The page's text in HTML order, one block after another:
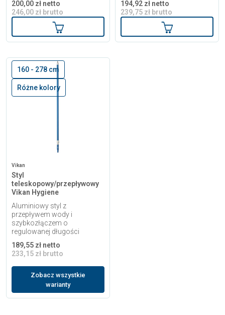
200,00 zł netto
246,00 zł brutto
Dodaj do koszyka
194,92 zł netto
239,75 zł brutto
Dodaj do
160 - 278 cm
Różne kolory
Vikan
Styl
teleskopowy/przepływowy
Vikan Hygiene
Aluminiowy styl z
przepływem wody i
szybkozłączem o
regulowanej długości
189,55 zł netto
233,15 zł brutto
Zobacz wszystkie
warianty